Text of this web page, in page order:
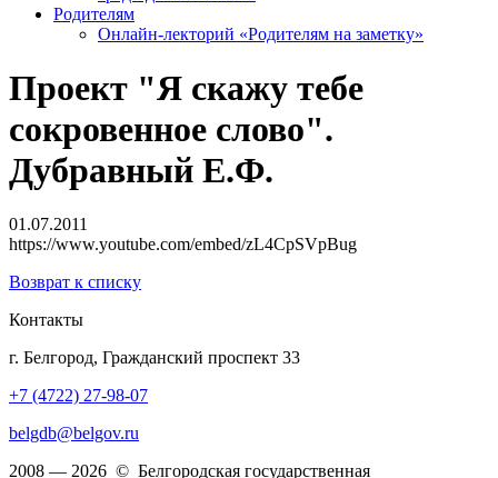
Родителям
Онлайн-лекторий «Родителям на заметку»
Проект "Я скажу тебе
сокровенное слово".
Дубравный Е.Ф.
01.07.2011
https://www.youtube.com/embed/zL4CpSVpBug
Возврат к списку
Контакты
г. Белгород, Гражданский проспект 33
+7 (4722) 27-98-07
belgdb@belgov.ru
2008 — 2026 © Белгородская государственная